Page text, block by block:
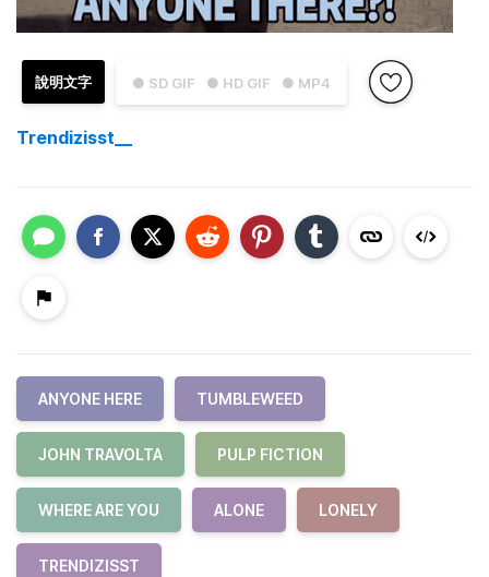
● SD GIF ● HD GIF ● MP4
說明文字
Trendizisst__
ANYONE HERE TUMBLEWEED
JOHN TRAVOLTA PULP FICTION
WHERE ARE YOU ALONE LONELY
TRENDIZISST